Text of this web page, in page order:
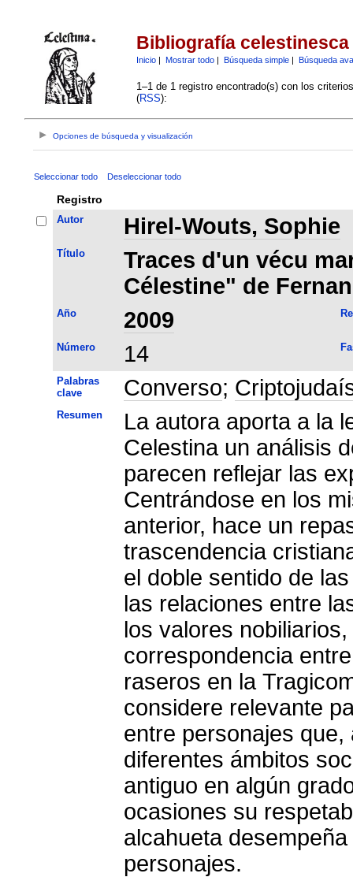
Bibliografía celestinesca
Inicio| Mostrar todo| Búsqueda simple| Búsqueda
1–1 de 1 registro encontrado(s) con los
(RSS):
Opciones de búsqueda y visualización
Seleccionar todo Deseleccionar todo
Registro
Autor Hirel-Wouts, Sophie
Título
Traces d'un vécu
Célestine" de
Año 2009
Número 14
Palabras
clave
Converso;
Resumen
La autora aporta a la
Celestina un análisis
parecen reflejar las
Centrándose en los
anterior, hace un
trascendencia
el doble sentido de
las relaciones entre
los valores
correspondencia
raseros en la
considere relevante
entre personajes
diferentes ámbitos
antiguo en algún
ocasiones su
alcahueta
personajes.